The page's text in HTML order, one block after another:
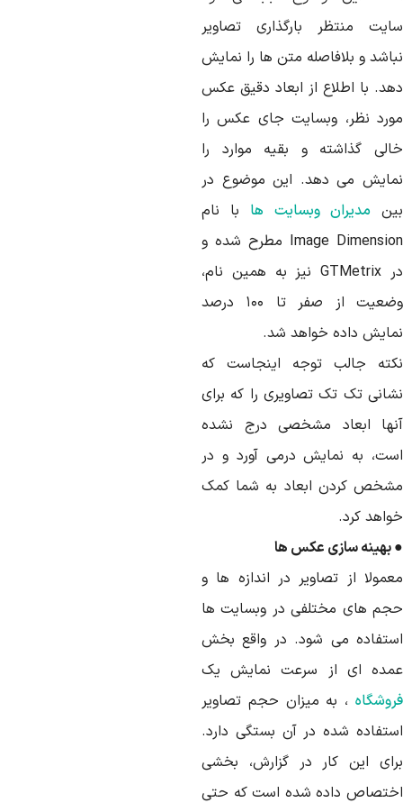
منتظر بارگذاری تصاویر
و بلافاصله متن ها را نمایش
با اطلاع از ابعاد دقیق عکس
نظر، وبسایت جای عکس را
گذاشته و بقیه موارد را
می دهد. این موضوع در
مدیران وبسایت هابا نام
Image Dimension مطرح شده و
در GTMetrix نیز به همین نام،
وضعیت از صفر تا ۱۰۰ درصد
داده خواهد شد.
جالب توجه اینجاست که
تک تک تصاویری را که برای
ابعاد مشخصی درج نشده
به نمایش درمی آورد و در
کردن ابعاد به شما کمک
کرد.
بهینه سازی عکس ها
از تصاویر در اندازه ها و
های مختلفی در وبسایت ها
می شود. در واقع بخش
ای از سرعت نمایش یک
، به میزان حجم تصاویر
شده در آن بستگی دارد.
این کار در گزارش، بخشی
داده شده است که حتی